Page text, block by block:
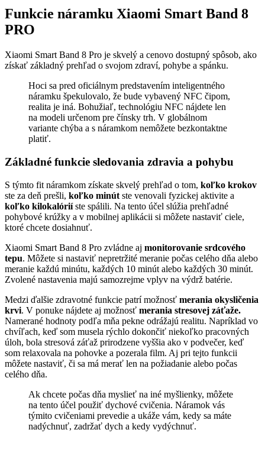
Funkcie náramku Xiaomi Smart Band 8
PRO
Xiaomi Smart Band 8 Pro je skvelý a cenovo dostupný spôsob, ako
získať základný prehľad o svojom zdraví, pohybe a spánku.
Hoci sa pred oficiálnym predstavením inteligentného
náramku špekulovalo, že bude vybavený NFC čipom,
realita je iná. Bohužiaľ, technológiu NFC nájdete len
na modeli určenom pre čínsky trh. V globálnom
variante chýba a s náramkom nemôžete bezkontaktne
platiť.
Základné funkcie sledovania zdravia a pohybu
S týmto fit náramkom získate skvelý prehľad o tom, koľko krokov
ste za deň prešli, koľko minút ste venovali fyzickej aktivite a
koľko kilokalóriíste spálili. Na tento účel slúžia prehľadné
pohybové krúžky a v mobilnej aplikácii si môžete nastaviť ciele,
ktoré chcete dosiahnuť.
Xiaomi Smart Band 8 Pro zvládne aj monitorovanie srdcového
tepu. Môžete si nastaviť nepretržité meranie počas celého dňa alebo
meranie každú minútu, každých 10 minút alebo každých 30 minút.
Zvolené nastavenia majú samozrejme vplyv na výdrž batérie.
Medzi ďalšie zdravotné funkcie patrí možnosť merania okysličenia
krvi. V ponuke nájdete aj možnosť merania stresovej záťaže.
Namerané hodnoty podľa mňa pekne odrážajú realitu. Napríklad vo
chvíľach, keď som musela rýchlo dokončiť niekoľko pracovných
úloh, bola stresová záťaž prirodzene vyššia ako v podvečer, keď
som relaxovala na pohovke a pozerala film. Aj pri tejto funkcii
môžete nastaviť, či sa má merať len na požiadanie alebo počas
celého dňa.
Ak chcete počas dňa myslieť na iné myšlienky, môžete
na tento účel použiť dychové cvičenia. Náramok vás
týmito cvičeniami prevedie a ukáže vám, kedy sa máte
nadýchnuť, zadržať dych a kedy vydýchnuť.